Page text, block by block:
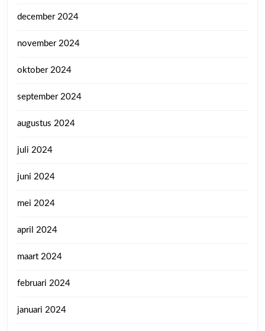
december 2024
november 2024
oktober 2024
september 2024
augustus 2024
juli 2024
juni 2024
mei 2024
april 2024
maart 2024
februari 2024
januari 2024